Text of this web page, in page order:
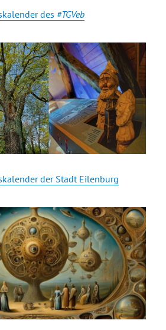
des #TGVeb
der Stadt Eilenburg